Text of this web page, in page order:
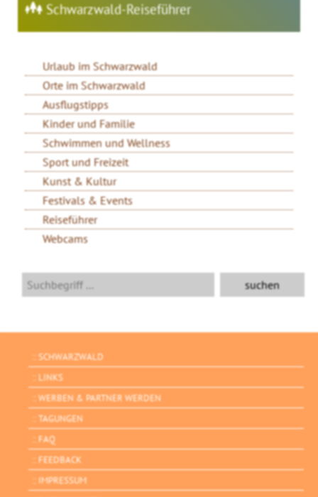
Schwarzwald-Reiseführer
Urlaub im Schwarzwald
Orte im Schwarzwald
Ausflugstipps
Kinder und Familie
Schwimmen und Wellness
Sport und Freizeit
Kunst & Kultur
Festivals & Events
Reiseführer
Webcams
SCHWARZWALD
LINKS
WERBEN & PARTNER WERDEN
TAGUNGEN
FAQ
FEEDBACK
IMPRESSUM